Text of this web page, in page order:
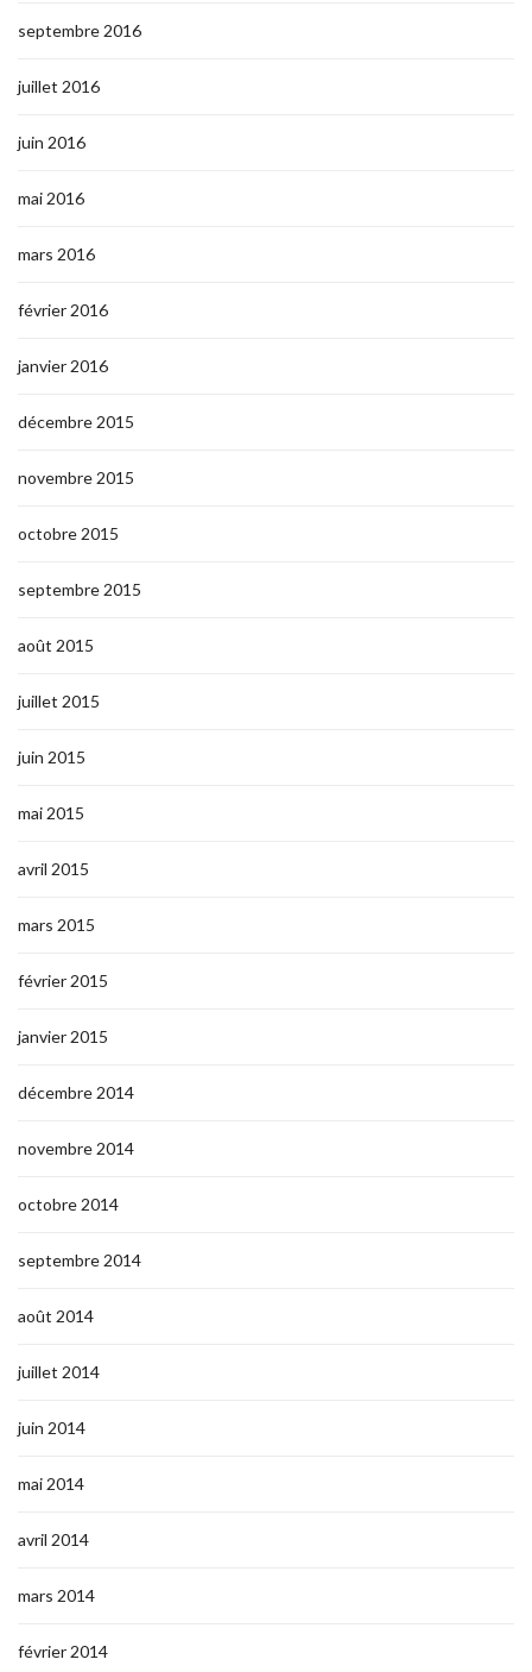
septembre 2016
juillet 2016
juin 2016
mai 2016
mars 2016
février 2016
janvier 2016
décembre 2015
novembre 2015
octobre 2015
septembre 2015
août 2015
juillet 2015
juin 2015
mai 2015
avril 2015
mars 2015
février 2015
janvier 2015
décembre 2014
novembre 2014
octobre 2014
septembre 2014
août 2014
juillet 2014
juin 2014
mai 2014
avril 2014
mars 2014
février 2014